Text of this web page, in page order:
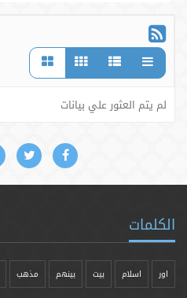
لم يتم العثور علي بيانات
الكلمات
اور اسلام بیت بينهم مذهب